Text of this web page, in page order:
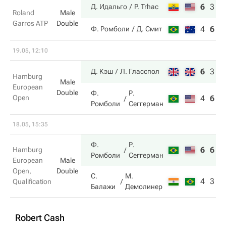
Roland
Garros ATP
Male
Double
Д. Идальго P. Trhac 6 3
Ф. Ромболи Д. Смит 4 6
19.05, 12:10
Hamburg
European
Open
Male
Double
Д. Кэш Л. Гласспол 6 3
Ф.
Ромболи
Р.
Сеггерман
4 6
18.05, 15:35
Hamburg
European
Open,
Qualification
Male
Double
Ф.
Ромболи
Р.
Сеггерман
6 6
С.
Балажи
М.
Демолинер
4 3
Robert Cash